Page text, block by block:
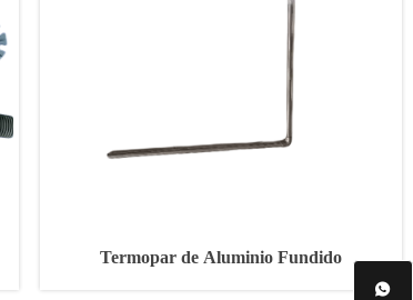
Termopar de Aluminio Fundido
